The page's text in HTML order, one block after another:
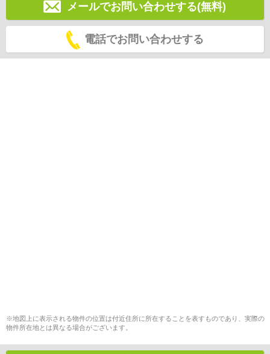
メールでお問い合わせする(無料)
電話でお問い合わせする
※地図上に表示される物件の位置は付近住所に所在することを表すものであり、実際の
物件所在地とは異なる場合がございます。